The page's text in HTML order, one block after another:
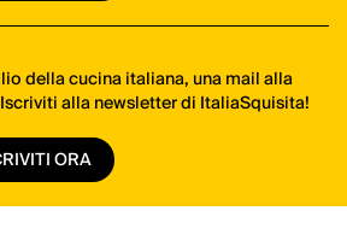
della cucina italiana, una mail alla
alla newsletter di ItaliaSquisita!
ORA